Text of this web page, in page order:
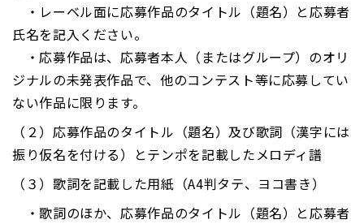
・レーベル面に応募作品のタイトル（題名）と応募者
氏名を記入ください。
・応募作品は、応募者本人（またはグループ）のオリ
ジナルの未発表作品で、他のコンテスト等に応募してい
ない作品に限ります。
（２）応募作品のタイトル（題名）及び歌詞（漢字には
振り仮名を付ける）とテンポを記載したメロディ譜
（３）歌詞を記載した用紙（A4判タテ、ヨコ書き）
・歌詞のほか、応募作品のタイトル（題名）と応募者